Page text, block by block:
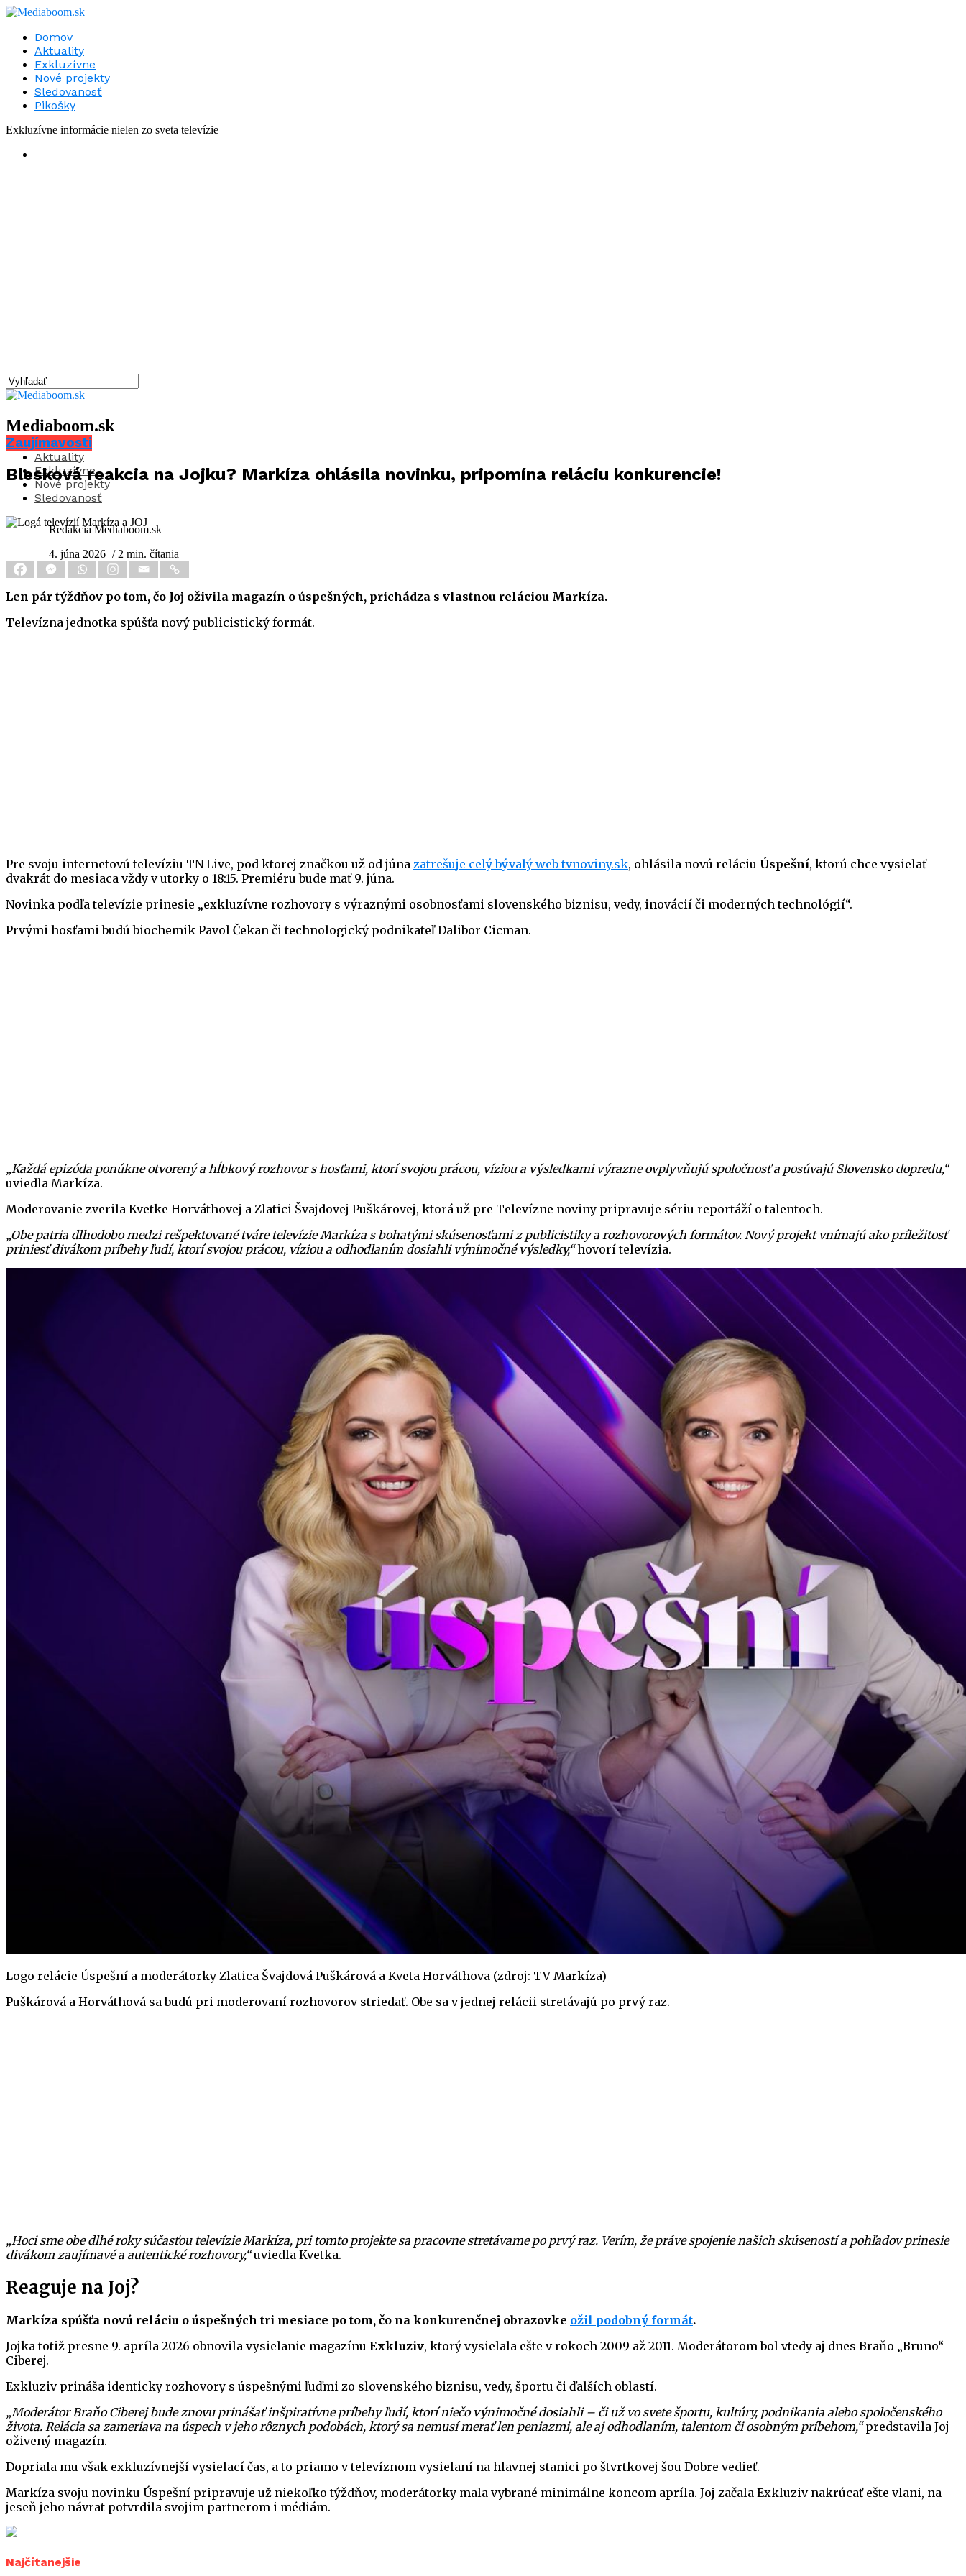
Domov
Aktuality
Exkluzívne
Nové projekty
Sledovanosť
Pikošky
Exkluzívne informácie nielen zo sveta televízie
Mediaboom.sk
Aktuality
Exkluzívne
Nové projekty
Sledovanosť
Zaujímavosti
Blesková reakcia na Jojku? Markíza ohlásila novinku, pripomína reláciu konkurencie!
Redakcia Mediaboom.sk
4. júna 2026 / 2 min. čítania
Len pár týždňov po tom, čo Joj oživila magazín o úspešných, prichádza s vlastnou reláciou Markíza.
Televízna jednotka spúšťa nový publicistický formát.
Pre svoju internetovú televíziu TN Live, pod ktorej značkou už od júna zatrešuje celý bývalý web tvnoviny.sk, ohlásila novú reláciu Úspešní, ktorú chce vysielať
dvakrát do mesiaca vždy v utorky o 18:15. Premiéru bude mať 9. júna.
Novinka podľa televízie prinesie „exkluzívne rozhovory s výraznými osobnosťami slovenského biznisu, vedy, inovácií či moderných technológií“.
Prvými hosťami budú biochemik Pavol Čekan či technologický podnikateľ Dalibor Cicman.
„Každá epizóda ponúkne otvorený a hĺbkový rozhovor s hosťami, ktorí svojou prácou, víziou a výsledkami výrazne ovplyvňujú spoločnosť a posúvajú Slovensko dopredu,“
uviedla Markíza.
Moderovanie zverila Kvetke Horváthovej a Zlatici Švajdovej Puškárovej, ktorá už pre Televízne noviny pripravuje sériu reportáží o talentoch.
„Obe patria dlhodobo medzi rešpektované tváre televízie Markíza s bohatými skúsenosťami z publicistiky a rozhovorových formátov. Nový projekt vnímajú ako príležitosť
priniesť divákom príbehy ľudí, ktorí svojou prácou, víziou a odhodlaním dosiahli výnimočné výsledky,“hovorí televízia.
Logo relácie Úspešní a moderátorky Zlatica Švajdová Puškárová a Kveta Horváthova (zdroj: TV Markíza)
Puškárová a Horváthová sa budú pri moderovaní rozhovorov striedať. Obe sa v jednej relácii stretávajú po prvý raz.
„Hoci sme obe dlhé roky súčasťou televízie Markíza, pri tomto projekte sa pracovne stretávame po prvý raz. Verím, že práve spojenie našich skúseností a pohľadov prinesie
divákom zaujímavé a autentické rozhovory,“uviedla Kvetka.
Reaguje na Joj?
Markíza spúšťa novú reláciu o úspešných tri mesiace po tom, čo na konkurenčnej obrazovke ožil podobný formát.
Jojka totiž presne 9. apríla 2026 obnovila vysielanie magazínu Exkluziv, ktorý vysielala ešte v rokoch 2009 až 2011. Moderátorom bol vtedy aj dnes Braňo „Bruno“
Ciberej.
Exkluziv prináša identicky rozhovory s úspešnými ľuďmi zo slovenského biznisu, vedy, športu či ďalších oblastí.
„Moderátor Braňo Ciberej bude znovu prinášať inšpiratívne príbehy ľudí, ktorí niečo výnimočné dosiahli – či už vo svete športu, kultúry, podnikania alebo spoločenského
života. Relácia sa zameriava na úspech v jeho rôznych podobách, ktorý sa nemusí merať len peniazmi, ale aj odhodlaním, talentom či osobným príbehom,“predstavila Joj
oživený magazín.
Dopriala mu však exkluzívnejší vysielací čas, a to priamo v televíznom vysielaní na hlavnej stanici po štvrtkovej šou Dobre vedieť.
Markíza svoju novinku Úspešní pripravuje už niekoľko týždňov, moderátorky mala vybrané minimálne koncom apríla. Joj začala Exkluziv nakrúcať ešte vlani, na
jeseň jeho návrat potvrdila svojim partnerom i médiám.
Najčítanejšie